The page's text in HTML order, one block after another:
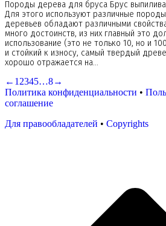
Породы дерева для бруса Брус
Для этого используют различные
деревьев обладают различными
много достоинств, из них главный это
использование (это не только 10, но и
и стойкий к износу, самый твердый
хорошо отражается на…
← 1 2345…8→
Политика конфиденциальности •
соглашение
Для правообладателей • Copyrights